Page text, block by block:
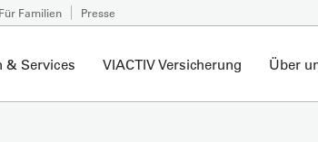
Für Familien Presse
& Services VIACTIV Versicherung Über